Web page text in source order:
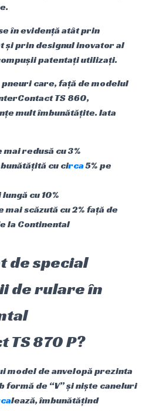
în evidență atât prin
și prin designul inovator al
patentați utilizați.
care, față de modelul
TS 860,
mult îmbunătățite. Iata
redusă cu 3%
cu circa5% pe
cu 10%
scăzută cu 2% față de
la Continental
de special
de rulare în
870 P?
model de anvelopă prezinta
formă de “V” și niște caneluri
lează, îmbunătățind